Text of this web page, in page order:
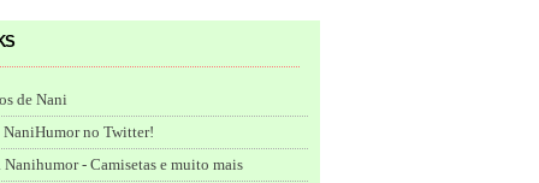
de Nani
NaniHumor no Twitter!
- Camisetas e muito mais